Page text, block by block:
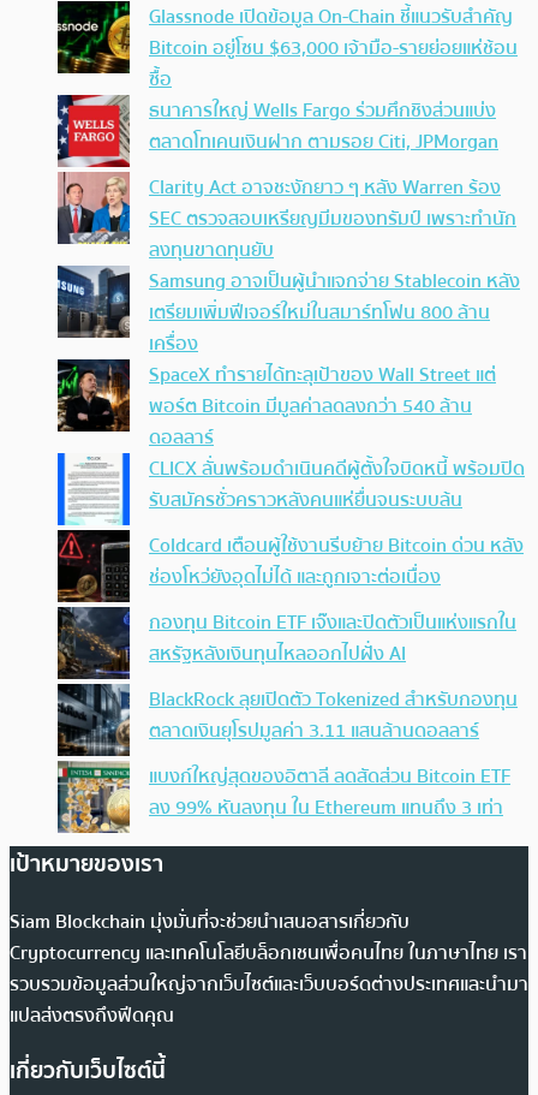
Glassnode เปิดข้อมูล On-Chain ชี้แนวรับสำคัญ
Bitcoin อยู่โซน $63,000 เจ้ามือ-รายย่อยแห่ช้อน
ซื้อ
ธนาคารใหญ่ Wells Fargo ร่วมศึกชิงส่วนแบ่ง
ตลาดโทเคนเงินฝาก ตามรอย Citi, JPMorgan
Clarity Act อาจชะงักยาว ๆ หลัง Warren ร้อง
SEC ตรวจสอบเหรียญมีมของทรัมป์ เพราะทำนัก
ลงทุนขาดทุนยับ
Samsung อาจเป็นผู้นำแจกจ่าย Stablecoin หลัง
เตรียมเพิ่มฟีเจอร์ใหม่ในสมาร์ทโฟน 800 ล้าน
เครื่อง
SpaceX ทำรายได้ทะลุเป้าของ Wall Street แต่
พอร์ต Bitcoin มีมูลค่าลดลงกว่า 540 ล้าน
ดอลลาร์
CLICX ลั่นพร้อมดำเนินคดีผู้ตั้งใจบิดหนี้ พร้อมปิด
รับสมัครชั่วคราวหลังคนแห่ยื่นจนระบบล้น
Coldcard เตือนผู้ใช้งานรีบย้าย Bitcoin ด่วน หลัง
ช่องโหว่ยังอุดไม่ได้ และถูกเจาะต่อเนื่อง
กองทุน Bitcoin ETF เจ๊งและปิดตัวเป็นแห่งแรกใน
สหรัฐหลังเงินทุนไหลออกไปฝั่ง AI
BlackRock ลุยเปิดตัว Tokenized สำหรับกองทุน
ตลาดเงินยุโรปมูลค่า 3.11 แสนล้านดอลลาร์
แบงก์ใหญ่สุดของอิตาลี ลดสัดส่วน Bitcoin ETF
ลง 99% หันลงทุน ใน Ethereum แทนถึง 3 เท่า
เป้าหมายของเรา
Siam Blockchain มุ่งมั่นที่จะช่วยนำเสนอสารเกี่ยวกับ
Cryptocurrency และเทคโนโลยีบล็อกเชนเพื่อคนไทย ในภาษาไทย เรา
รวบรวมข้อมูลส่วนใหญ่จากเว็บไซต์และเว็บบอร์ดต่างประเทศและนำมา
แปลส่งตรงถึงฟีดคุณ
เกี่ยวกับเว็บไซต์นี้